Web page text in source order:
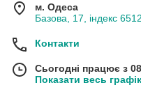
м. Одеса
Базова, 17, індекс
Контакти
Сьогодні працює з
Показати весь